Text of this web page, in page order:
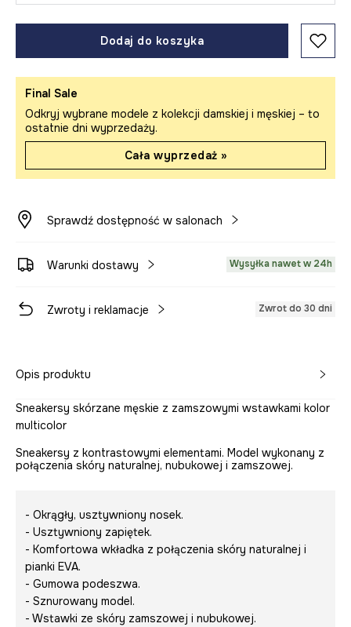
Dodaj do koszyka
Final Sale
Odkryj wybrane modele z kolekcji damskiej i męskiej – to
ostatnie dni wyprzedaży.
Cała wyprzedaż »
Sprawdź dostępność w salonach
Warunki dostawy Wysyłka nawet w 24h
Zwroty i reklamacje Zwrot do 30 dni
Opis produktu
Sneakersy skórzane męskie z zamszowymi wstawkami kolor
multicolor
Sneakersy z kontrastowymi elementami. Model wykonany z
połączenia skóry naturalnej, nubukowej i zamszowej.
- Okrągły, usztywniony nosek.
- Usztywniony zapiętek.
- Komfortowa wkładka z połączenia skóry naturalnej i
pianki EVA.
- Gumowa podeszwa.
- Sznurowany model.
- Wstawki ze skóry zamszowej i nubukowej.